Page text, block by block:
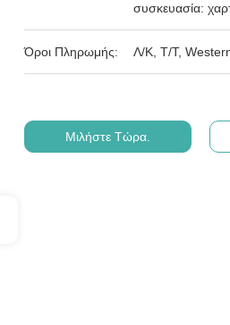
συσκευασία:
Όροι Πληρωμής: Λ/Κ, Τ/Τ,
Μιλήστε Τώρα.